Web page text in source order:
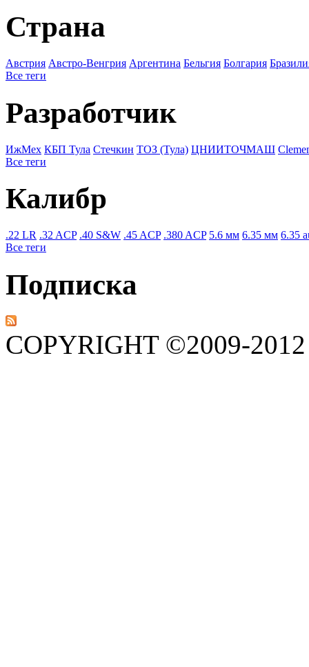
Страна
Австрия Австро-Венгрия Аргентина Бельгия Болгария
Все теги
Разработчик
ИжМех КБП Тула Стечкин ТОЗ (Тула) ЦНИИТОЧМАШ
Все теги
Калибр
.22 LR .32 ACP .40 S&W .45 ACP .380 ACP 5.6 мм 6.35 мм 6.35
Все теги
Подписка
COPYRIGHT ©2009-